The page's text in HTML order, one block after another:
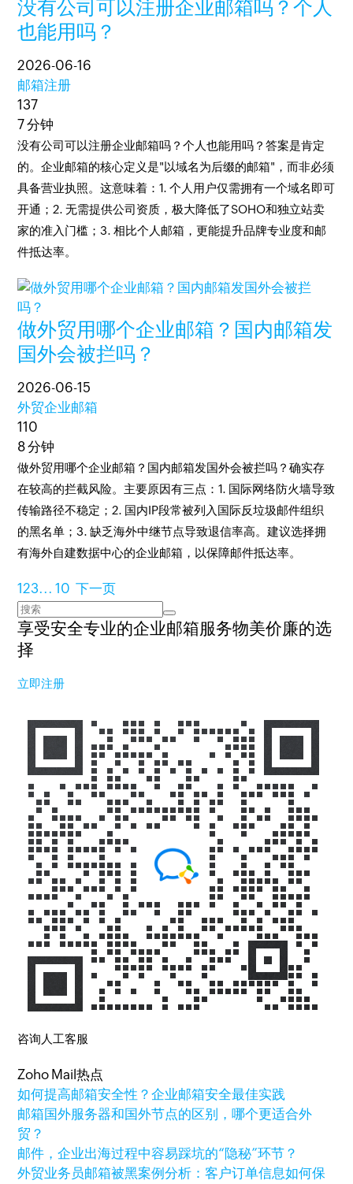
没有公司可以注册企业邮箱吗？个人
也能用吗？
2026-06-16
邮箱注册
137
7 分钟
没有公司可以注册企业邮箱吗？个人也能用吗？答案是肯定
的。企业邮箱的核心定义是"以域名为后缀的邮箱"，而非必须
具备营业执照。这意味着：1. 个人用户仅需拥有一个域名即可
开通；2. 无需提供公司资质，极大降低了SOHO和独立站卖
家的准入门槛；3. 相比个人邮箱，更能提升品牌专业度和邮
件抵达率。
做外贸用哪个企业邮箱？国内邮箱发
国外会被拦吗？
2026-06-15
外贸企业邮箱
110
8 分钟
做外贸用哪个企业邮箱？国内邮箱发国外会被拦吗？确实存
在较高的拦截风险。主要原因有三点：1. 国际网络防火墙导致
传输路径不稳定；2. 国内IP段常被列入国际反垃圾邮件组织
的黑名单；3. 缺乏海外中继节点导致退信率高。建议选择拥
有海外自建数据中心的企业邮箱，以保障邮件抵达率。
123... 10 下一页
享受安全专业的企业邮箱服务物美价廉的选
择
立即注册
咨询人工客服
Zoho Mail热点
如何提高邮箱安全性？企业邮箱安全最佳实践
邮箱国外服务器和国外节点的区别，哪个更适合外
贸？
邮件，企业出海过程中容易踩坑的“隐秘”环节？
外贸业务员邮箱被黑案例分析：客户订单信息如何保